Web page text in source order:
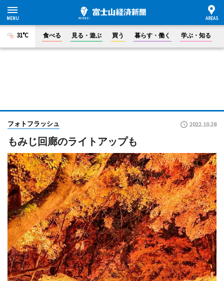
31°C 食べる 見る・遊ぶ 買う 暮らす・働く 学ぶ・知る
フォトフラッシュ 2022.10.28
もみじ回廊のライトアップも